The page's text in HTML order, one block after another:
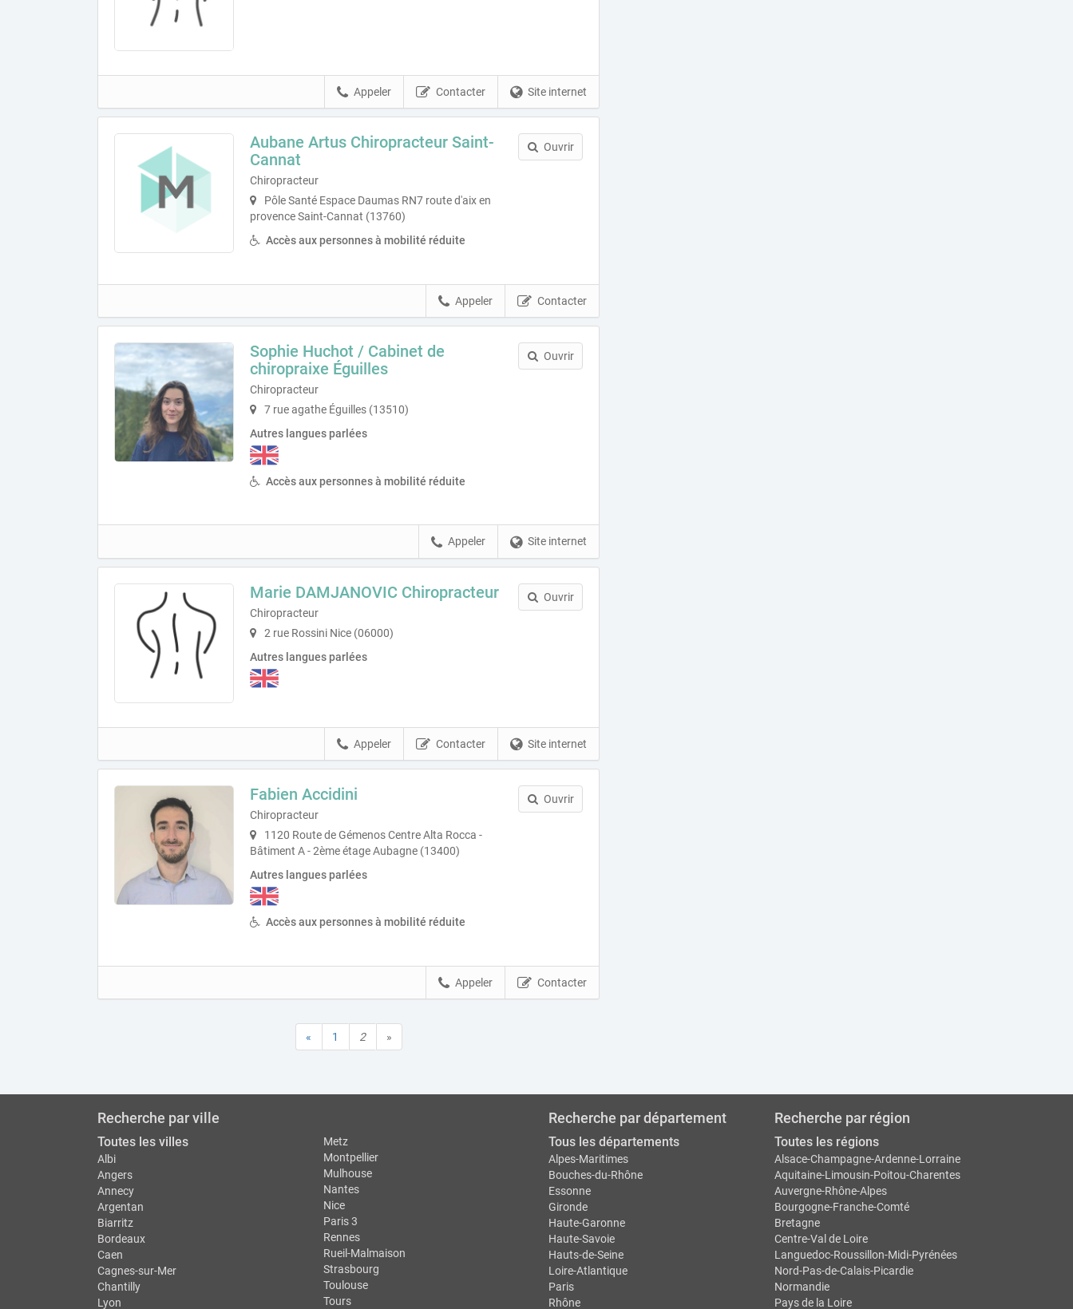
Site internet
Contacter
Appeler
Aubane Artus Chiropracteur Saint-
Cannat
Chiropracteur
Pôle Santé Espace Daumas RN7 route d'aix en
provence Saint-Cannat (13760)
Accès aux personnes à mobilité réduite
Ouvrir
Contacter
Appeler
Sophie Huchot / Cabinet de
chiropraixe Éguilles
Chiropracteur
7 rue agathe Éguilles (13510)
Autres langues parlées
Accès aux personnes à mobilité réduite
Ouvrir
Site internet
Appeler
Marie DAMJANOVIC Chiropracteur
Chiropracteur
2 rue Rossini Nice (06000)
Autres langues parlées
Ouvrir
Site internet
Contacter
Appeler
Fabien Accidini
Chiropracteur
1120 Route de Gémenos Centre Alta Rocca -
Bâtiment A - 2ème étage Aubagne (13400)
Autres langues parlées
Accès aux personnes à mobilité réduite
Ouvrir
Contacter
Appeler
« 1 2 »
Recherche par ville
Toutes les villes
Albi
Angers
Annecy
Argentan
Biarritz
Bordeaux
Caen
Cagnes-sur-Mer
Chantilly
Lyon
Metz
Montpellier
Mulhouse
Nantes
Nice
Paris 3
Rennes
Rueil-Malmaison
Strasbourg
Toulouse
Tours
Recherche par département
Tous les départements
Alpes-Maritimes
Bouches-du-Rhône
Essonne
Gironde
Haute-Garonne
Haute-Savoie
Hauts-de-Seine
Loire-Atlantique
Paris
Rhône
Recherche par région
Toutes les régions
Alsace-Champagne-Ardenne-Lorraine
Aquitaine-Limousin-Poitou-Charentes
Auvergne-Rhône-Alpes
Bourgogne-Franche-Comté
Bretagne
Centre-Val de Loire
Languedoc-Roussillon-Midi-Pyrénées
Nord-Pas-de-Calais-Picardie
Normandie
Pays de la Loire